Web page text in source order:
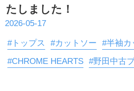
たしました！
2026-05-17
#トップス #カットソー
#半袖カ
#CHROME HEARTS #野田中古